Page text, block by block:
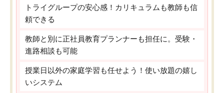
トライグループの安心感！カリキュラムも教師も信
頼できる
教師と別に正社員教育プランナーも担任に。受験・
進路相談も可能
授業日以外の家庭学習も任せよう！使い放題の嬉し
いシステム